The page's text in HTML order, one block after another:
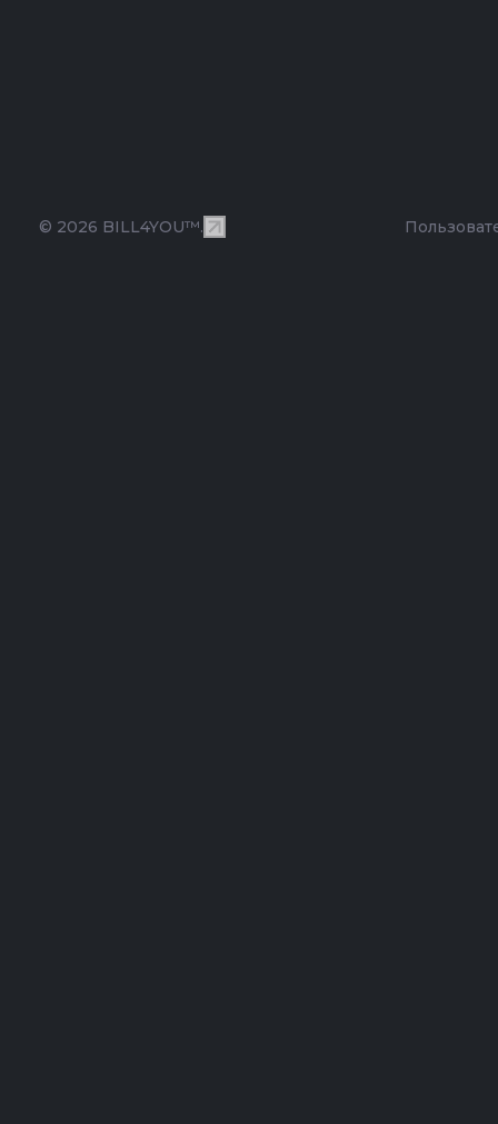
© 2026 BILL4YOU™.